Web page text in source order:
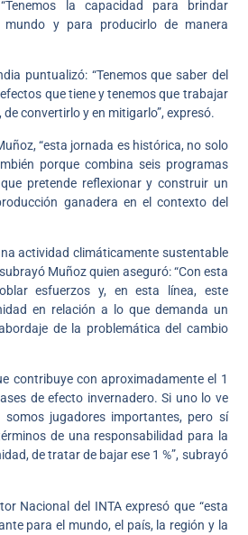
la capacidad para brindar
y para producirlo de manera
puntualizó: “Tenemos que saber del
que tiene y tenemos que trabajar
convertirlo y en mitigarlo”, expresó.
“esta jornada es histórica, no solo
porque combina seis programas
pretende reflexionar y construir un
ganadera en el contexto del
actividad climáticamente sustentable
Muñoz quien aseguró: “Con esta
esfuerzos y, en esta línea, este
en relación a lo que demanda un
de la problemática del cambio
contribuye con aproximadamente el 1
de efecto invernadero. Si uno lo ve
somos jugadores importantes, pero sí
de una responsabilidad para la
de tratar de bajar ese 1 %”, subrayó
Nacional del INTA expresó que “esta
para el mundo, el país, la región y la